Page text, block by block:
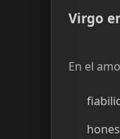
Virgo
En el